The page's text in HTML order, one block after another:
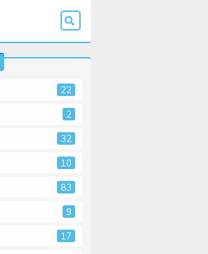
22
2
32
10
83
9
17